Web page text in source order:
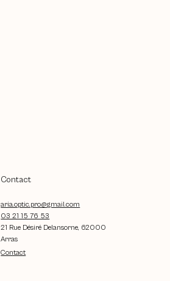
Contact
Contact
aria.optic.pro@gmail.com
03 21 15 76 53
21 Rue Désiré Delansorne, 62000
Arras